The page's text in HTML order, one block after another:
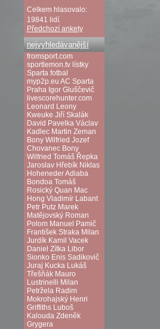
Celkem hlasovalo:
19841 lidí.
Předchozí ankety
nejvyhledávanější
fromsport.com
sportlemon.tv lístky
Sparta fotbal
myp2p.eu AC Sparta
Praha Igor Gluščevič
livescorehunter.com
Leonard Leony
Kweuke Jiří Skalák
David Pavelka Václav
Kadlec Martin Zeman
Bony Wilfried Jozef
Chovanec Bony
Wilfried Tomáš Řepka
Jaroslav Hřebík Niklas
HohenederAdiaba
Bondoa Tomáš
Rosický Quan Mac
Hong Vladimír Labant
Petr Putz Marek
Matějovský Roman
Polom Manuel Pamič
František Straka Milan
Jurdík Kamil Vacek
Daniel Zítka Libor
Sionko Enis Sadikovič
Juraj Kucka Lukáš
Třešňák Mauro
Lustrinelli Milan
Petržela Radim
Mokrohajský Henri
Griffiths Luboš
Kalouda Zdeněk
Grygera